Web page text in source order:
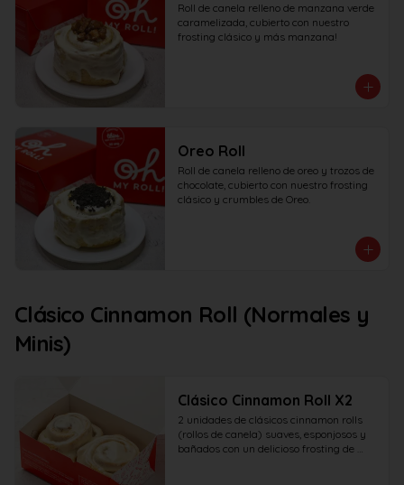
Roll de canela relleno de manzana verde
caramelizada, cubierto con nuestro
frosting clásico y más manzana!
Oreo Roll
Roll de canela relleno de oreo y trozos de
chocolate, cubierto con nuestro frosting
clásico y crumbles de Oreo.
Clásico Cinnamon Roll (Normales y
Minis)
Clásico Cinnamon Roll X2
2 unidades de clásicos cinnamon rolls
(rollos de canela) suaves, esponjosos y
bañados con un delicioso frosting de